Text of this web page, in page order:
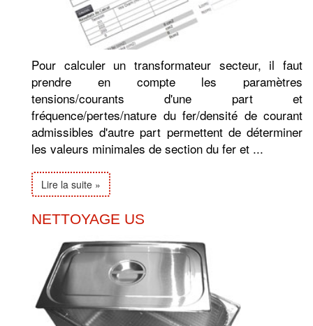
Pour calculer un transformateur secteur, il faut
prendre en compte les paramètres
tensions/courants d'une part et
fréquence/pertes/nature du fer/densité de courant
admissibles d'autre part permettent de déterminer
les valeurs minimales de section du fer et ...
Lire la suite »
NETTOYAGE US